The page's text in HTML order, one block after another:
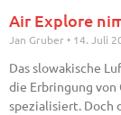
Air Explore
Jan Gruber 14. Juli
Das slowakische
die Erbringung
spezialisiert. Doch